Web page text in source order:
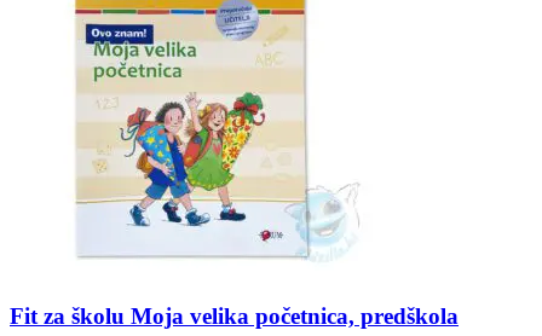
Fit za školu Moja velika početnica, predškola